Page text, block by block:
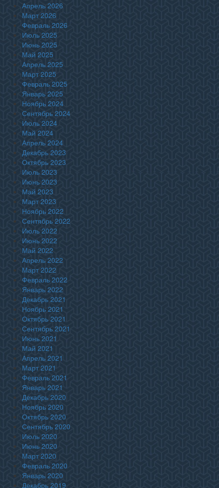
Апрель 2026
Март 2026
Февраль 2026
Июль 2025
Июнь 2025
Май 2025
Апрель 2025
Март 2025
Февраль 2025
Январь 2025
Ноябрь 2024
Сентябрь 2024
Июль 2024
Май 2024
Апрель 2024
Декабрь 2023
Октябрь 2023
Июль 2023
Июнь 2023
Май 2023
Март 2023
Ноябрь 2022
Сентябрь 2022
Июль 2022
Июнь 2022
Май 2022
Апрель 2022
Март 2022
Февраль 2022
Январь 2022
Декабрь 2021
Ноябрь 2021
Октябрь 2021
Сентябрь 2021
Июнь 2021
Май 2021
Апрель 2021
Март 2021
Февраль 2021
Январь 2021
Декабрь 2020
Ноябрь 2020
Октябрь 2020
Сентябрь 2020
Июль 2020
Июнь 2020
Март 2020
Февраль 2020
Январь 2020
Декабрь 2019